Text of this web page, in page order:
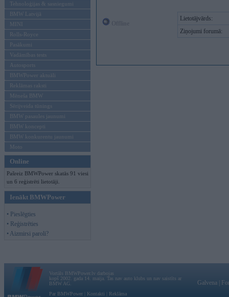
Tehnoloģijas & sasniegumi
BMW Latvijā
MINI
Rolls-Royce
Pasākumi
Vadāmības tests
Autosports
BMWPower aktuāli
Reklāmas raksti
Mēneša BMW
Sērijveida tūnings
BMW pasaules jaunumi
BMW koncepti
BMW konkurentu jaunumi
Moto
Online
Pašreiz BMWPower skatās 91 viesi
un 6 reģistrēti lietotāji.
Ienākt BMWPower
• Pieslēgties
• Reģistrēties
• Aizmirsi paroli?
Lietotājvārds:
Ziņojumi forumā:
Vortāls BMWPower.lv darbojas
kopš 2002. gada 14. maija. Tas nav auto klubs un nav saistīts ar
BMW AG.
Par BMWPower
Kontakti Reklāma
Galvena